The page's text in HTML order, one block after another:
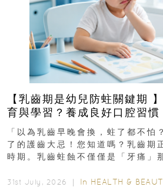
【乳齒期是幼兒防蛀關鍵期
育與學習？養成良好口腔習慣， 舒適達 強
瑯質 兒童牙膏防護指南
「以為乳齒早晚會換，蛀了都不怕
了的護齒大忌！您知道嗎？乳齒期
時期。乳齒蛀蝕不僅僅是「牙痛」
31st July, 2026 ｜ In HEALTH &